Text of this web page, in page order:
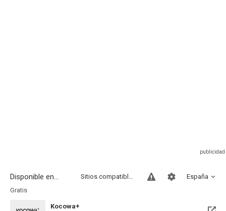
Disponible en... España
Sitios compatibles
Gratis
Kocowa+